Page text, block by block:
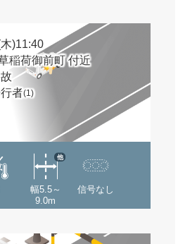
)11:40
稲荷御前町 付近
者(1)
幅5.5～
9.0m
他
信号なし